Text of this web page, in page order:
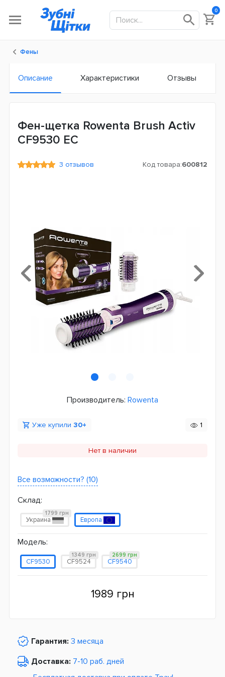
0
Фены
Описание Характеристики Отзывы
Фен-щетка Rowenta Brush Activ
CF9530 ЕС
3 отзывов Код товара:600812
Производитель: Rowenta
Уже купили 30+ 1
Нет в наличии
Все возможности? (10)
Склад:
Украина
1799 грн
Европа
Модель:
CF9530 CF9524
1349 грн
CF9540
2699 грн
1989 грн
Гарантия: 3 месяца
Доставка: 7-10 раб. дней